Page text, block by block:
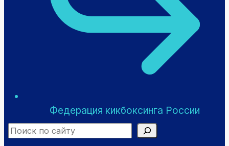
Федерация кикбоксинга России
Search